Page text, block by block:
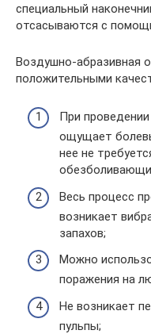
специальный
отсасываются с
Воздушно-абразивная
положительными
При
ощущает
нее не
Весь процесс
возникает
запахов;
Можно
поражения на
Не возникает
пульпы;